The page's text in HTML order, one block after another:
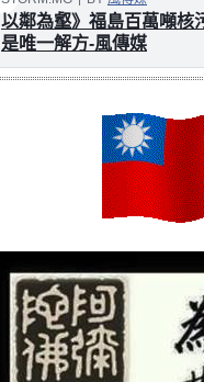
以鄰為壑》福島百萬噸核
是唯一解方-風傳媒
日本福島核災已過8年，存放
理核汙水的方法。日本環境